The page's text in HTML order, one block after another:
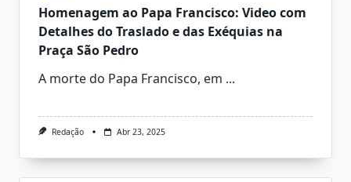
Homenagem ao Papa Francisco: Video com
Detalhes do Traslado e das Exéquias na
Praça São Pedro
A morte do Papa Francisco, em ...
Redação Abr 23, 2025